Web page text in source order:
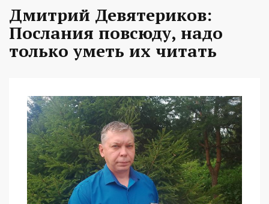
Дмитрий Девятериков:
Послания повсюду, надо
только уметь их читать